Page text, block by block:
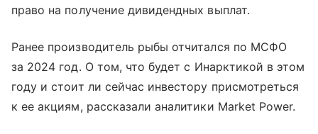
право на получение дивидендных выплат.
Ранее производитель рыбы отчитался по МСФО
за 2024 год. О том, что будет с Инарктикой в этом
году и стоит ли сейчас инвестору присмотреться
к ее акциям, рассказали аналитики Market Power.